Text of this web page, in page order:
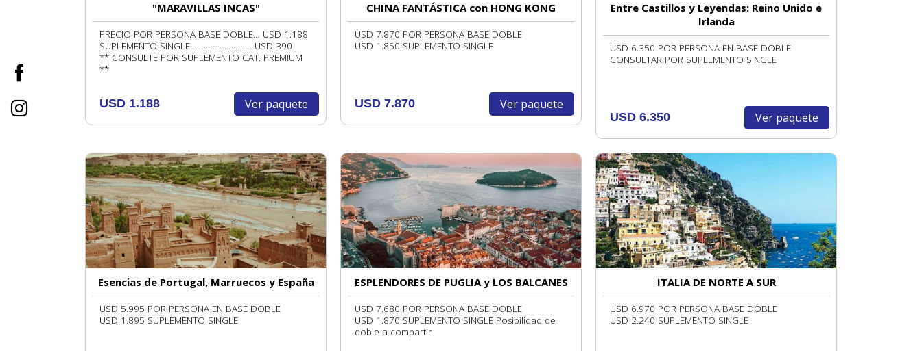
"MARAVILLAS INCAS"
PRECIO POR PERSONA BASE DOBLE… USD 1.188
SUPLEMENTO SINGLE……………………… USD 390
** CONSULTE POR SUPLEMENTO CAT. PREMIUM
**
USD 1.188 Ver paquete
CHINA FANTÁSTICA con HONG KONG
USD 7.870 POR PERSONA BASE DOBLE
USD 1.850 SUPLEMENTO SINGLE
USD 7.870 Ver paquete
Entre Castillos y Leyendas: Reino Unido e
Irlanda
USD 6.350 POR PERSONA EN BASE DOBLE
CONSULTAR POR SUPLEMENTO SINGLE
USD 6.350 Ver paquete
Esencias de Portugal, Marruecos y España
USD 5.995 POR PERSONA EN BASE DOBLE
USD 1.895 SUPLEMENTO SINGLE
ESPLENDORES DE PUGLIA y LOS BALCANES
USD 7.680 POR PERSONA BASE DOBLE
USD 1.870 SUPLEMENTO SINGLE Posibilidad de
doble a compartir
ITALIA DE NORTE A SUR
USD 6.970 POR PERSONA BASE DOBLE
USD 2.240 SUPLEMENTO SINGLE